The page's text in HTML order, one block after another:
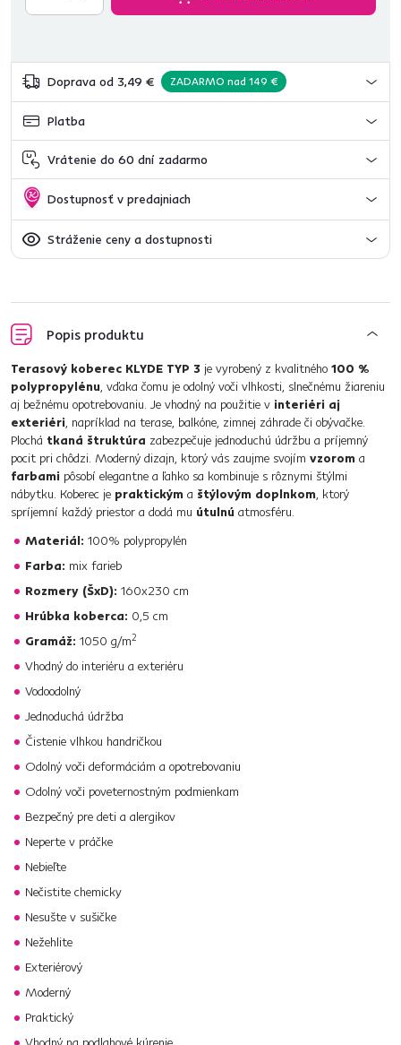
Doprava od 3,49 € ZADARMO nad 149 €
Platba
Vrátenie do 60 dní zadarmo
Dostupnosť v predajniach
Stráženie ceny a dostupnosti
Popis produktu
Terasový koberec KLYDE TYP 3 je vyrobený z kvalitného 100 %
polypropylénu, vďaka čomu je odolný voči vlhkosti, slnečnému žiareniu
aj bežnému opotrebovaniu. Je vhodný na použitie v interiéri aj
exteriéri, napríklad na terase, balkóne, zimnej záhrade či obývačke.
Plochá tkaná štruktúra zabezpečuje jednoduchú údržbu a príjemný
pocit pri chôdzi. Moderný dizajn, ktorý vás zaujme svojím vzorom a
farbami pôsobí elegantne a ľahko sa kombinuje s rôznymi štýlmi
nábytku. Koberec je praktickým a štýlovým doplnkom, ktorý
spríjemní každý priestor a dodá mu útulnú atmosféru.
Materiál: 100% polypropylén
Farba: mix farieb
Rozmery (ŠxD): 160x230 cm
Hrúbka koberca: 0,5 cm
Gramáž: 1050 g/m2
Vhodný do interiéru a exteriéru
Vodoodolný
Jednoduchá údržba
Čistenie vlhkou handričkou
Odolný voči deformáciám a opotrebovaniu
Odolný voči poveternostným podmienkam
Bezpečný pre deti a alergikov
Neperte v práčke
Nebieľte
Nečistite chemicky
Nesušte v sušičke
Nežehlite
Exteriérový
Moderný
Praktický